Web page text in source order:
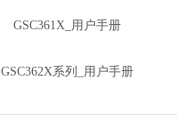
GSC361X_用户手册
GSC362X系列_用户手册